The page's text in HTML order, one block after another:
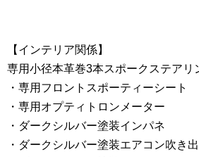
【インテリア関係】
専用小径本革巻3本スポークステアリ
・専用フロントスポーティーシート
・専用オプティトロンメーター
・ダークシルバー塗装インパネ
・ダークシルバー塗装エアコン吹き